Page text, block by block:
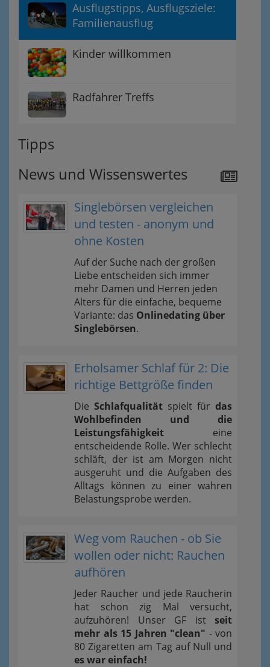
Ausflugstipps, Ausflugsziele:
Familienausflug
Kinder willkommen
Radfahrer Treffs
Tipps
News und Wissenswertes
Singlebörsen vergleichen
und testen - anonym und
ohne Kosten
Auf der Suche nach der großen
Liebe entscheiden sich immer
mehr Damen und Herren jeden
Alters für die einfache, bequeme
Variante: das Onlinedating über
Singlebörsen.
Erholsamer Schlaf für 2: Die
richtige Bettgröße finden
Die Schlafqualität spielt für das
Wohlbefinden und die
Leistungsfähigkeit eine
entscheidende Rolle. Wer schlecht
schläft, der ist am Morgen nicht
ausgeruht und die Aufgaben des
Alltags können zu einer wahren
Belastungsprobe werden.
Weg vom Rauchen - ob Sie
wollen oder nicht: Rauchen
aufhören
Jeder Raucher und jede Raucherin
hat schon zig Mal versucht,
aufzuhören! Unser GF ist seit
mehr als 15 Jahren "clean" - von
80 Zigaretten am Tag auf Null und
es war einfach!